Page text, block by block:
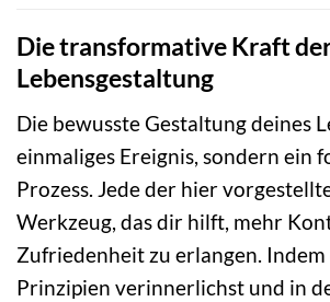
Die transformative Kraft
Lebensgestaltung
Die bewusste Gestaltung deines
einmaliges Ereignis, sondern ein
Prozess. Jede der hier
Werkzeug, das dir hilft, mehr
Zufriedenheit zu erlangen. Indem
Prinzipien verinnerlichst und in